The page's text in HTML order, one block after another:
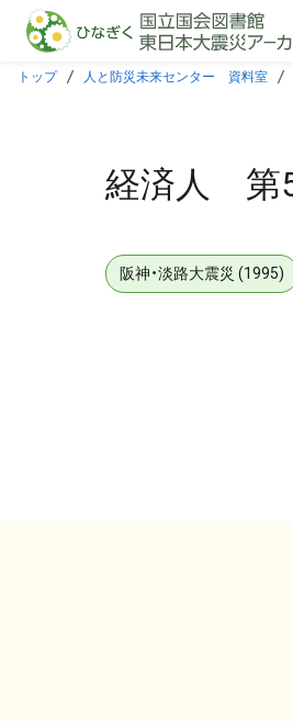
本文に飛ぶ
トップ 人と防災未来センター 資料室
経済人 第
阪神・淡路大震災 (1995)